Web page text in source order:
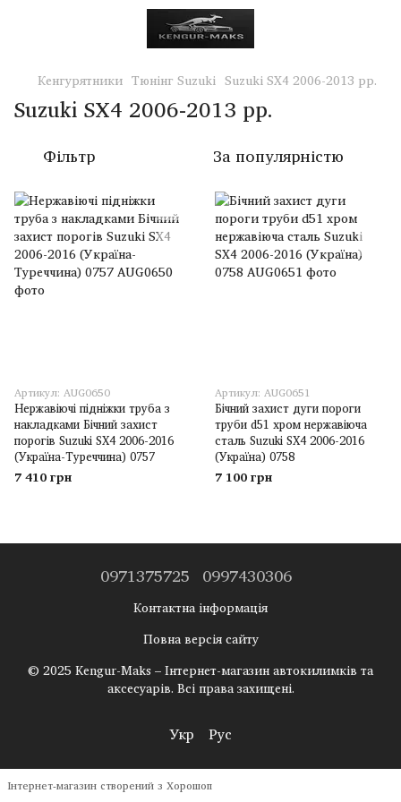
Кенгурятники Тюнінг Suzuki Suzuki SX4 2006-2013 рр.
Suzuki SX4 2006-2013 рр.
Фільтр За популярністю
Артикул: AUG0650
Нержавіючі підніжки труба з
накладками Бічний захист
порогів Suzuki SX4 2006-2016
(Україна-Туреччина) 0757
7 410 грн
Артикул: AUG0651
Бічний захист дуги пороги
труби d51 хром нержавіюча
сталь Suzuki SX4 2006-2016
(Україна) 0758
7 100 грн
0971375725 0997430306
Контактна інформація
Повна версія сайту
© 2025 Kengur-Maks – Інтернет-магазин автокилимків та
аксесуарів. Всі права захищені.
Укр Рус
Інтернет-магазин створений з Хорошоп